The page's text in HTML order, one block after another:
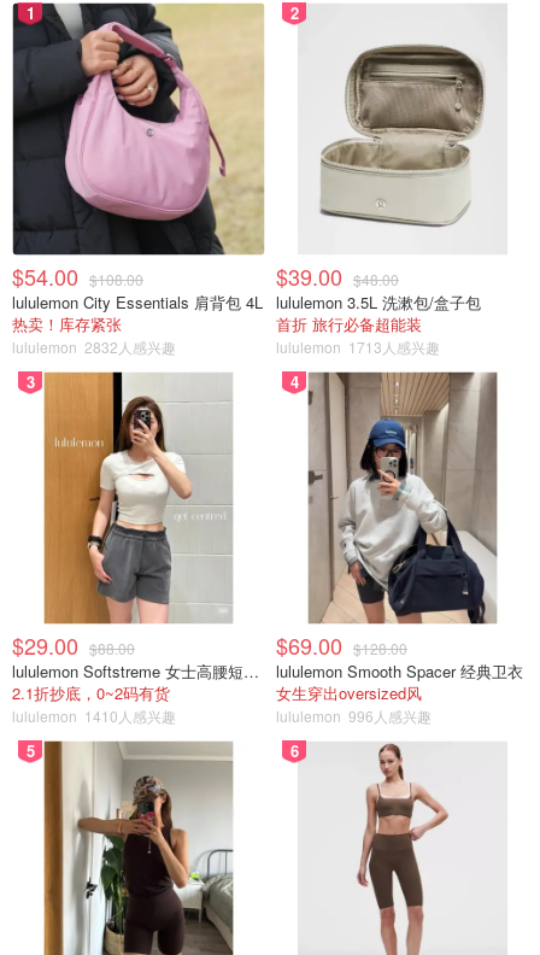
1
$54.00 $108.00
lululemon City Essentials 肩背包 4L
热卖！库存紧张
lululemon 2832人感兴趣
2
$39.00 $48.00
lululemon 3.5L 洗漱包/盒子包
首折 旅行必备超能装
lululemon 1713人感兴趣
3
$29.00 $88.00
lululemon Softstreme 女士高腰短裤 10cm
2.1折抄底，0~2码有货
lululemon 1410人感兴趣
4
$69.00 $128.00
lululemon Smooth Spacer 经典卫衣
女生穿出oversized风
lululemon 996人感兴趣
5 6